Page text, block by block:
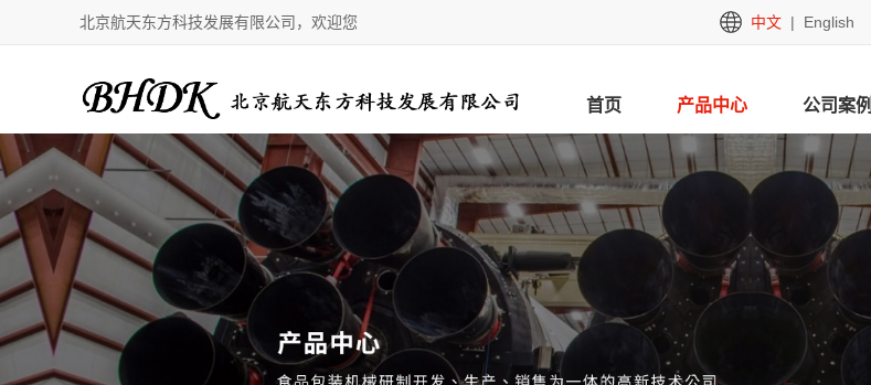
北京航天东方科技发展有限公司，欢迎您 中文 | English
首页 产品中心 公司案例